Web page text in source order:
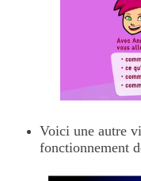
Voici une autre
fonctionnement